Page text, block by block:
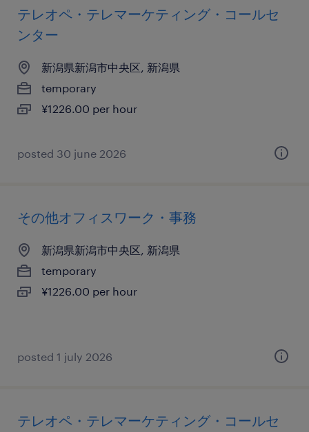
テレオペ・テレマーケティング・コールセ
ンター
新潟県新潟市中央区, 新潟県
temporary
¥1226.00 per hour
posted 30 june 2026
その他オフィスワーク・事務
新潟県新潟市中央区, 新潟県
temporary
¥1226.00 per hour
posted 1 july 2026
テレオペ・テレマーケティング・コールセ